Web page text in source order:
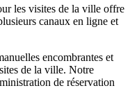
les visites de la ville offre
canaux en ligne et
encombrantes et
de la ville. Notre
de réservation